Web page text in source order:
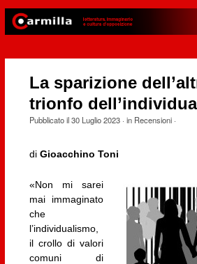
La sparizione
trionfo
Pubblicato il30 Luglio 2023· in Recensioni·
di Gioacchino Toni
«Non mi sarei
mai immaginato
che
l’individualismo,
il crollo di valori
comuni di